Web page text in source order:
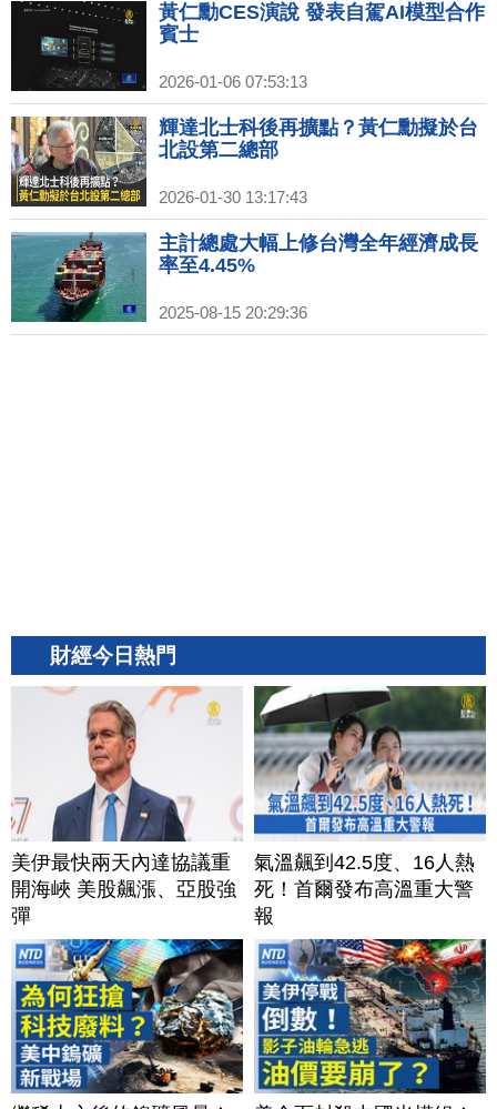
黃仁勳CES演說 發表自駕AI模型合作
賓士
2026-01-06 07:53:13
輝達北士科後再擴點？黃仁勳擬於台
北設第二總部
2026-01-30 13:17:43
主計總處大幅上修台灣全年經濟成長
率至4.45%
2025-08-15 20:29:36
財經今日熱門
美伊最快兩天內達協議重
開海峽 美股飆漲、亞股強
彈
氣溫飆到42.5度、16人熱
死！首爾發布高溫重大警
報